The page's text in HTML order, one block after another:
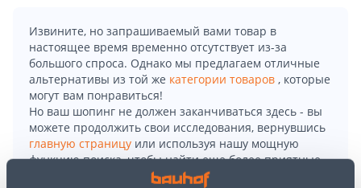
Извините, но запрашиваемый вами товар в
настоящее время временно отсутствует из-за
большого спроса. Однако мы предлагаем отличные
альтернативы из той же категории товаров , которые
могут вам понравиться!
Но ваш шопинг не должен заканчиваться здесь - вы
можете продолжить свои исследования, вернувшись
главную страницу или используя нашу мощную
функцию поиска, чтобы найти еще более приятные
варианты. Удачных покупок!